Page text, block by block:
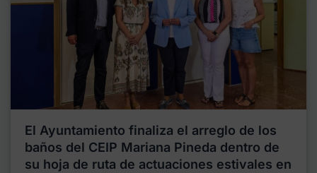
El Ayuntamiento finaliza el arreglo de los
baños del CEIP Mariana Pineda dentro de
su hoja de ruta de actuaciones estivales en